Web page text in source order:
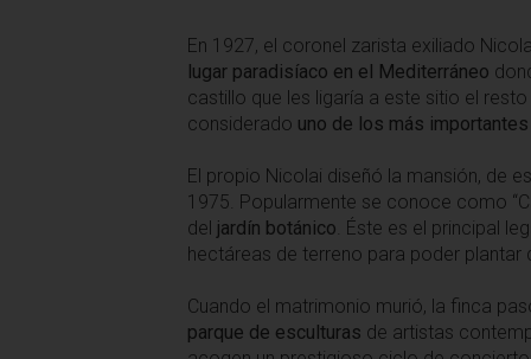
En 1927, el coronel zarista exiliado
lugar paradisíaco en el Mediterráneo
castillo que les ligaría a este sitio el
considerado uno de los más
El propio Nicolai diseñó la mansión, de
1975. Popularmente se conoce como
del jardín botánico . Éste es el principal
hectáreas de terreno para poder plantar
Cuando el matrimonio murió, la finca
parque de esculturas de artistas